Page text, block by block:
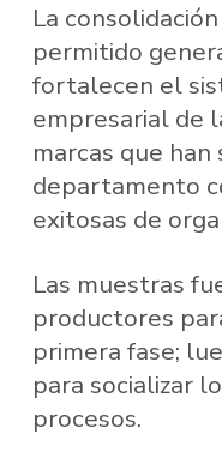
La
permitido
fortalecen el
empresarial de
marcas que han
departamento
exitosas de
Las muestras
productores
primera fase;
para socializar
procesos.